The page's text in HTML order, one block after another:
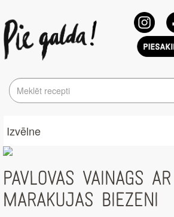
Izvēlne
PAVLOVAS VAINAGS
MARAKUJAS BIEZENI